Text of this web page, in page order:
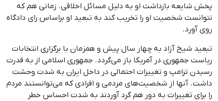
پخش شایعه بازداشت او به ‌دلیل مسائل اخلاقی. زمانی هم که
نتوانست شخصیت او را تخریب کند به تبعید او براساس رای دادگاه
روی آورد.
تبعید شیخ آزاد به چهار سال پیش و همزمان با برگزاری انتخابات
ریاست جمهوری در آمریکا باز می‌گردد. جمهوری اسلامی از به‌ قدرت
رسیدن ترامپ و تغییرات احتمالی در داخل ایران به ‌شدت وحشت
داشت. آنها از شخصیت‌های مردمی و افرادی که می‌توانستند مردم
را برای تغییرات به ‌دور هم گرد آوردند به شدت احساس خطر